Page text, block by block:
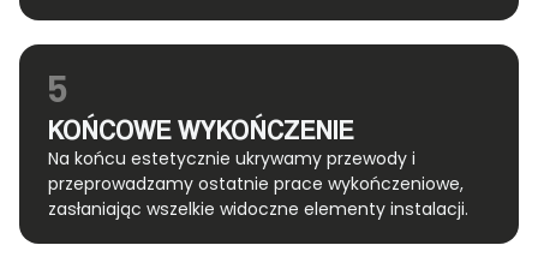
5
KOŃCOWE WYKOŃCZENIE
Na końcu estetycznie ukrywamy przewody i
przeprowadzamy ostatnie prace wykończeniowe,
zasłaniając wszelkie widoczne elementy instalacji.